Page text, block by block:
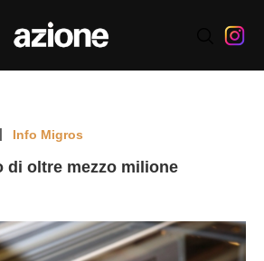
| Info Migros
di oltre mezzo milione